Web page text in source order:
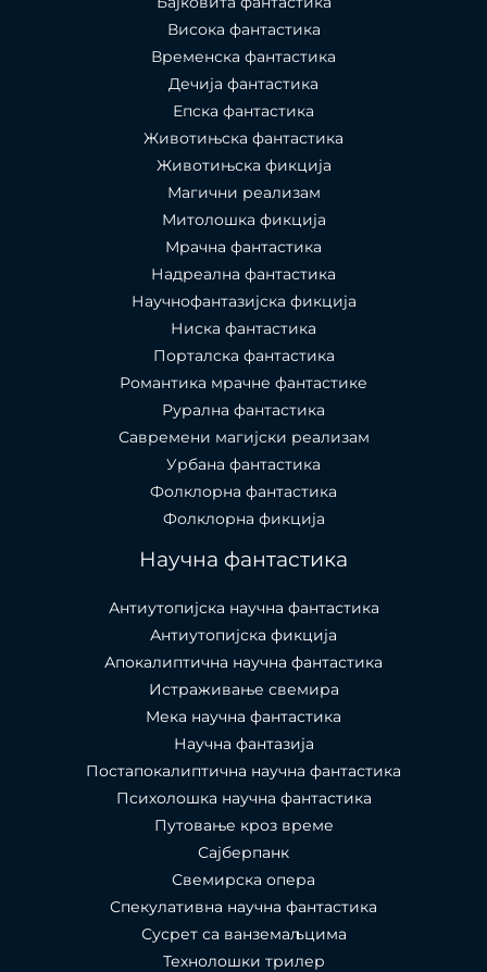
Висока фантастика
Временска фантастика
Дечија фантастика
Епска фантастика
Животињска фантастика
Животињска фикција
Магични реализам
Митолошка фикција
Мрачна фантастика
Надреална фантастика
Научнофантазијска фикција
Ниска фантастика
Порталска фантастика​
Романтика мрачне фантастике
Рурална фантастика
Савремени магијски реализам
Урбана фантастика
Фолклорна фантастика
Фолклорна фикција
Научна фантастика
Антиутопијска научна фантастика
Антиутопијска фикција
Апокалиптична научна фантастика
Истраживање свемира
Мека научна фантастика
Научна фантазија
Постапокалиптична научна фантастика
Психолошка научна фантастика
Путовање кроз време
Сајберпанк
Свемирска опера
Спекулативна научна фантастика
Сусрет са ванземаљцима
Технолошки трилер